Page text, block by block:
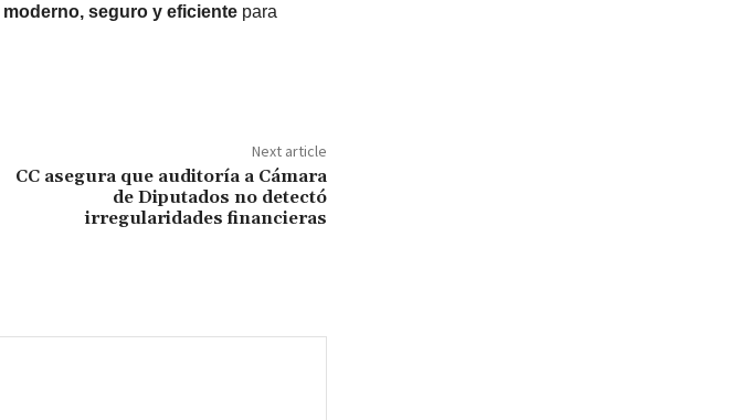
moderno, seguro y eficientepara
Next article
CC asegura que auditoría a Cámara
de Diputados no detectó
irregularidades financieras